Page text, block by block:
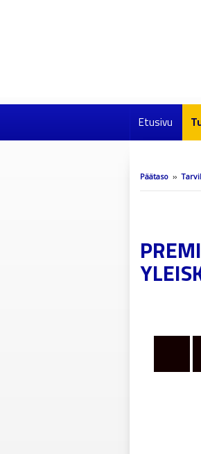
Etusivu
Päätaso ››